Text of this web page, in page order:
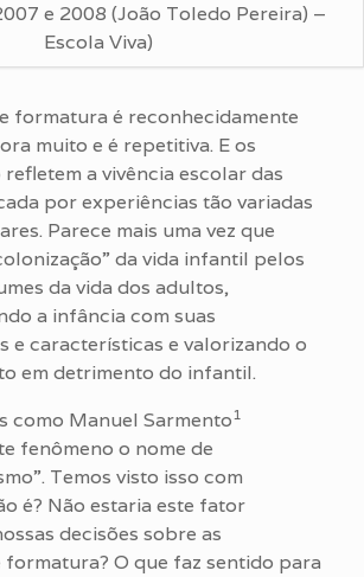
e 2008 (João Toledo Pereira) –
Escola Viva)
formatura é reconhecidamente
muito e é repetitiva. E os
a vivência escolar das
por experiências tão variadas
Parece mais uma vez que
da vida infantil pelos
da vida dos adultos,
a infância com suas
e características e valorizando o
em detrimento do infantil.
como Manuel Sarmento1
fenômeno o nome de
Temos visto isso com
é? Não estaria este fator
decisões sobre as
formatura? O que faz sentido para